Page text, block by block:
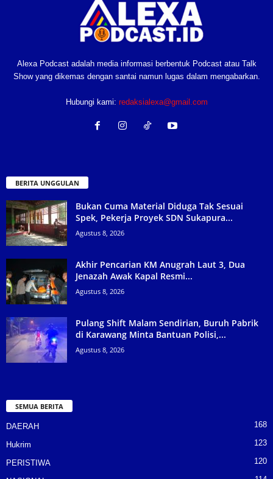
Alexa Podcast adalah media informasi berbentuk Podcast atau Talk
Show yang dikemas dengan santai namun lugas dalam mengabarkan.
Hubungi kami: redaksialexa@gmail.com
BERITA UNGGULAN
Bukan Cuma Material Diduga Tak Sesuai
Spek, Pekerja Proyek SDN Sukapura...
Agustus 8, 2026
Akhir Pencarian KM Anugrah Laut 3, Dua
Jenazah Awak Kapal Resmi...
Agustus 8, 2026
Pulang Shift Malam Sendirian, Buruh Pabrik
di Karawang Minta Bantuan Polisi,...
Agustus 8, 2026
SEMUA BERITA
DAERAH 168
Hukrim 123
PERISTIWA 120